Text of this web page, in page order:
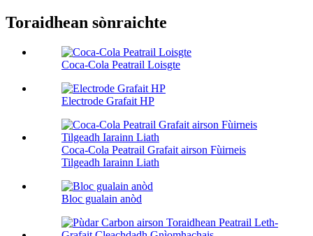
Toraidhean sònraichte
Coca-Cola Peatrail Loisgte
Electrode Grafait HP
Coca-Cola Peatrail Grafait airson Fùirneis
Tilgeadh Iarainn Liath
Bloc gualain anòd